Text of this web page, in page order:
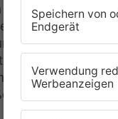
Jähriger eine
er von den
im Kreisel, raste
Durch eine
Der Mann
herausstellte.